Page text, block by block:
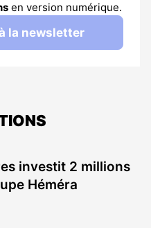
en version numérique.
la newsletter
investit 2 millions
Héméra